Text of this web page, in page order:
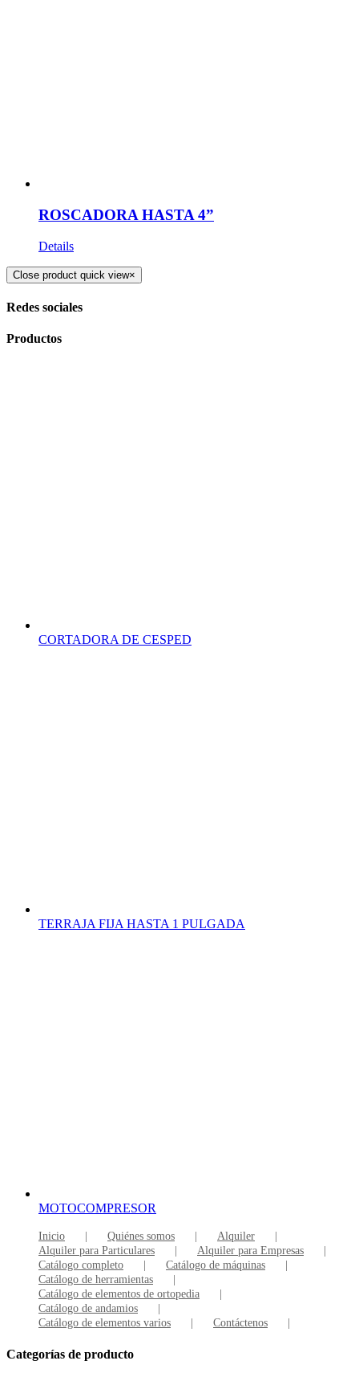
ROSCADORA HASTA 4”
Details
Close product quick view×
Redes sociales
Productos
CORTADORA DE CESPED
TERRAJA FIJA HASTA 1 PULGADA
MOTOCOMPRESOR
Inicio Quiénes somos
Alquiler
Alquiler para Particulares
Alquiler para Empresas
Catálogo completo
Catálogo de máquinas
Catálogo de herramientas
Catálogo de elementos de ortopedia
Catálogo de andamios
Catálogo de elementos varios
Contáctenos
Categorías de producto